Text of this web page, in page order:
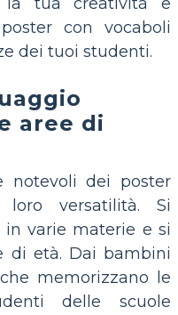
con vocaboli
dei tuoi studenti.
aree di
notevoli dei poster
versatilità. Si
varie materie e si
di età. Dai bambini
memorizzano le
delle scuole